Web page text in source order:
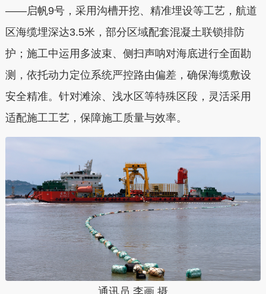
——启帆9号，采用沟槽开挖、精准埋设等工艺，航道
区海缆埋深达3.5米，部分区域配套混凝土联锁排防
护；施工中运用多波束、侧扫声呐对海底进行全面勘
测，依托动力定位系统严控路由偏差，确保海缆敷设
安全精准。针对滩涂、浅水区等特殊区段，灵活采用
适配施工工艺，保障施工质量与效率。
通讯员 李画 摄